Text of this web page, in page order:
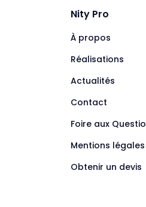
Nity Pro
À propos
Réalisations
Actualités
Contact
Foire aux
Mentions légales
Obtenir un devis